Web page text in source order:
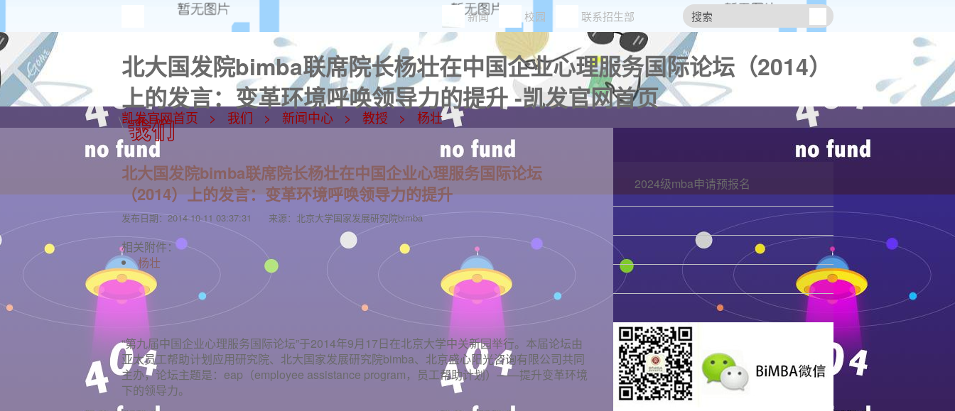
新闻 校园 联系招生部
北大国发院bimba联席院长杨壮在中国企业心理服务国际论坛（2014）
上的发言：变革环境呼唤领导力的提升 -凯发官网首页
凯发官网首页 我们 新闻中心 教授 杨壮
北大国发院bimba联席院长杨壮在中国企业心理服务国际论坛
（2014）上的发言：变革环境呼唤领导力的提升
发布日期：2014-10-11 03:37:31 来源： 北京大学国家发展研究院bimba
相关附件：
杨壮
“第九届中国企业心理服务国际论坛”于2014年9月17日在北京大学中关新园举行。本届论坛由
亚太员工帮助计划应用研究院、北大国家发展研究院bimba、北京盛心阳光咨询有限公司共同
主办，论坛主题是：eap（employee assistance program，员工帮助计划）——提升变革环境
下的领导力。
2024级mba申请预报名